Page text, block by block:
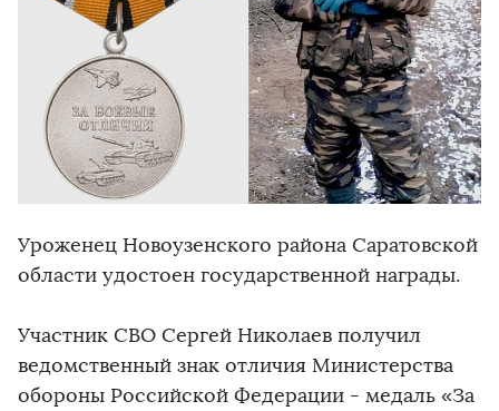
Уроженец Новоузенского района Саратовской
области удостоен государственной награды.
Участник СВО Сергей Николаев получил
ведомственный знак отличия Министерства
обороны Российской Федерации - медаль «За